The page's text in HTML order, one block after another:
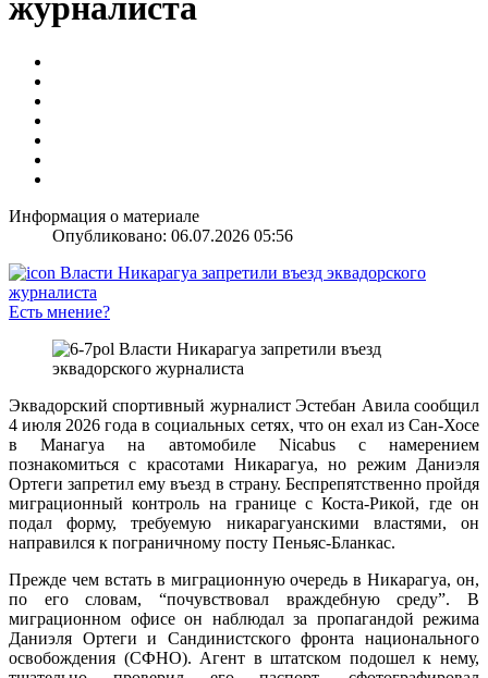
журналиста
Информация о материале
Опубликовано: 06.07.2026 05:56
Есть мнение?
Эквадорский спортивный журналист Эстебан Авила сообщил
4 июля 2026 года в социальных сетях, что он ехал из Сан-Хосе
в Манагуа на автомобиле Nicabus с намерением
познакомиться с красотами Никарагуа, но режим Даниэля
Ортеги запретил ему въезд в страну. Беспрепятственно пройдя
миграционный контроль на границе с Коста-Рикой, где он
подал форму, требуемую никарагуанскими властями, он
направился к пограничному посту Пеньяс-Бланкас.
Прежде чем встать в миграционную очередь в Никарагуа, он,
по его словам, “почувствовал враждебную среду”. В
миграционном офисе он наблюдал за пропагандой режима
Даниэля Ортеги и Сандинистского фронта национального
освобождения (СФНО). Агент в штатском подошел к нему,